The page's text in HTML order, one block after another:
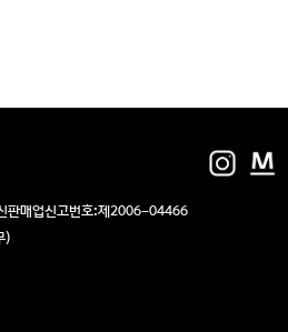
판매업신고번호:제2006-04466
)